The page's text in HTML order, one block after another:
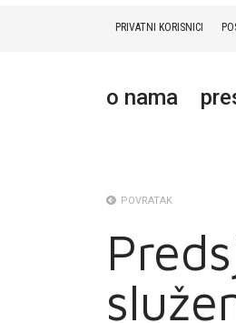
PRIVATNI KORISNICI
o nama
POVRATAK